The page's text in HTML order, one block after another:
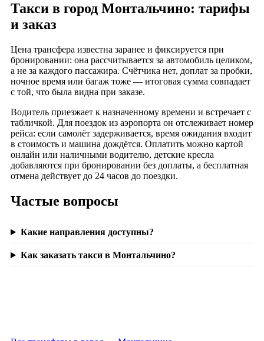
Такси в город Монтальчино: тарифы
и заказ
Цена трансфера известна заранее и фиксируется при
бронировании: она рассчитывается за автомобиль целиком,
а не за каждого пассажира. Счётчика нет, доплат за пробки,
ночное время или багаж тоже — итоговая сумма совпадает
с той, что была видна при заказе.
Водитель приезжает к назначенному времени и встречает с
табличкой. Для поездок из аэропорта он отслеживает номер
рейса: если самолёт задерживается, время ожидания входит
в стоимость и машина дождётся. Оплатить можно картой
онлайн или наличными водителю, детские кресла
добавляются при бронировании без доплаты, а бесплатная
отмена действует до 24 часов до поездки.
Частые вопросы
Какие направления доступны?
Как заказать такси в Монтальчино?